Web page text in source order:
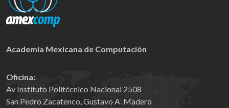
Academia Mexicana de Computación
Oficina:
Av Instituto Politécnico Nacional 2508
San Pedro Zacatenco, Gustavo A. Madero